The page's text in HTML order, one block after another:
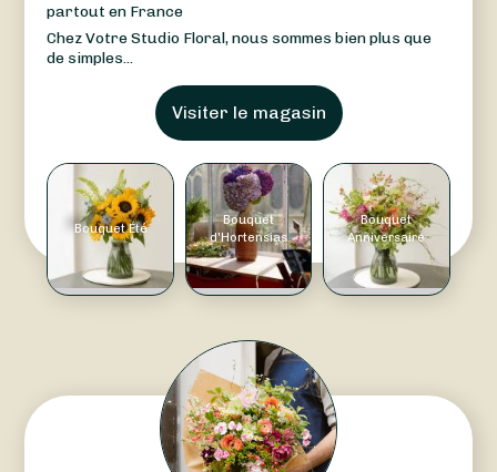
partout en France
Chez Votre Studio Floral, nous sommes bien plus que
de simples...
Visiter le magasin
Bouquet Été
Bouquet
d'Hortensias
Bouquet
Anniversaire